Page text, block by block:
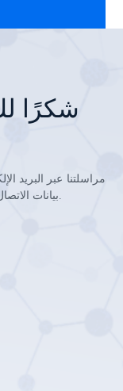
شكرًا
مراسلتنا عبر البريد
بيانات الاتصال الخاصة بنا. سنكون سعداء للإجابة على الأسئلة.